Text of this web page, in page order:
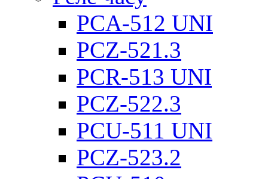
PCA-512 UNI
PCZ-521.3
PCR-513 UNI
PCZ-522.3
PCU-511 UNI
PCZ-523.2